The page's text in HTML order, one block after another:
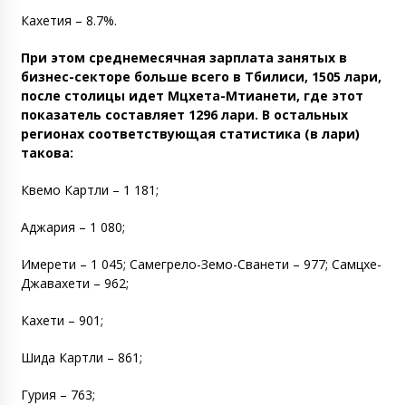
Кахетия – 8.7%.
При этом среднемесячная зарплата занятых в
бизнес-секторе больше всего в Тбилиси, 1505 лари,
после столицы идет Мцхета-Мтианети, где этот
показатель составляет 1296 лари. В остальных
регионах соответствующая статистика (в лари)
такова:
Квемо Картли – 1 181;
Аджария – 1 080;
Имерети – 1 045; Самегрело-Земо-Сванети – 977; Самцхе-
Джавахети – 962;
Кахети – 901;
Шида Картли – 861;
Гурия – 763;